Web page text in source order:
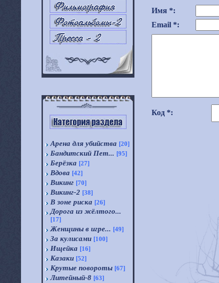
Арена для убийства [20]
Бандитский Пет... [95]
Берёзка [27]
Вдова [42]
Викинг [70]
Викинг-2 [38]
В зоне риска [26]
Дорога из жёлтого...
[17]
Женщины в игре... [49]
За кулисами [100]
Ищейка [16]
Казаки [52]
Крутые повороты [67]
Литейный-8 [63]
Имя *:
Email *:
Код *: